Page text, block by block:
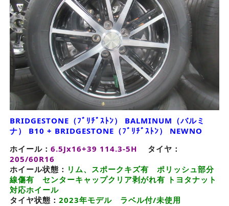
BRIDGESTONE（ﾌﾞﾘﾁﾞｽﾄﾝ） BALMINUM（バルミ
ナ） B10 + BRIDGESTONE（ﾌﾞﾘﾁﾞｽﾄﾝ） NEWNO
ホイール： 6.5Jx16+39 114.3-5H タイヤ：
205/60R16
ホイール状態： リム、スポークキズ有 ポリッシュ部分
線傷有 センターキャップクリア剥がれ有 トヨタナット
対応ホイール
タイヤ状態： 2023年モデル ラベル付/未使用